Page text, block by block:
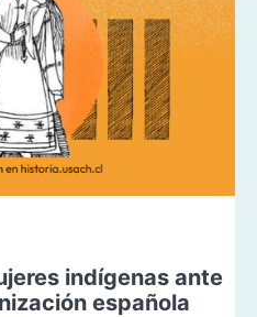
indígenas ante
española